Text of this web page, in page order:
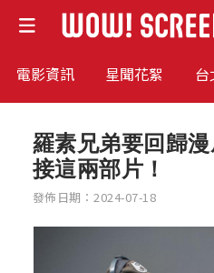
電影資訊 星聞花絮 台
羅素兄弟要回歸
接這兩部片！
發佈日期：2024-07-18